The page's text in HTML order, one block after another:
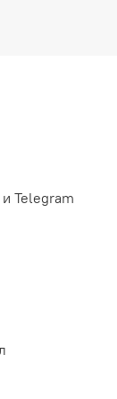
Telegram